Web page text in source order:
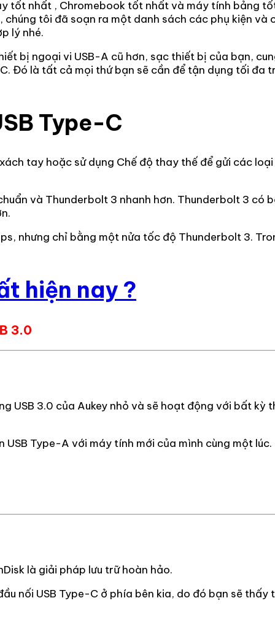
tốt nhất , Chromebook tốt nhất và máy tính bảng
tôi đã soạn ra một danh sách các phụ kiện và
lý nhé.
bị ngoại vi USB-A cũ hơn, sạc thiết bị của bạn,
Đó là tất cả mọi thứ bạn sẽ cần để tận dụng tối đa
Type-C
tay hoặc sử dụng Chế độ thay thế để gửi các loại
và Thunderbolt 3 nhanh hơn. Thunderbolt 3 có
nhưng chỉ bằng một nửa tốc độ Thunderbolt 3.
hiện nay ?
3.0
USB 3.0 của Aukey nhỏ và sẽ hoạt động với bất kỳ
Type-A với máy tính mới của mình cùng một lúc.
là giải pháp lưu trữ hoàn hảo.
nối USB Type-C ở phía bên kia, do đó bạn sẽ thấy